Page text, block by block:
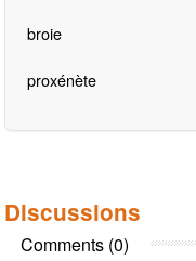
broie
proxénète
Discussions
Comments (0)